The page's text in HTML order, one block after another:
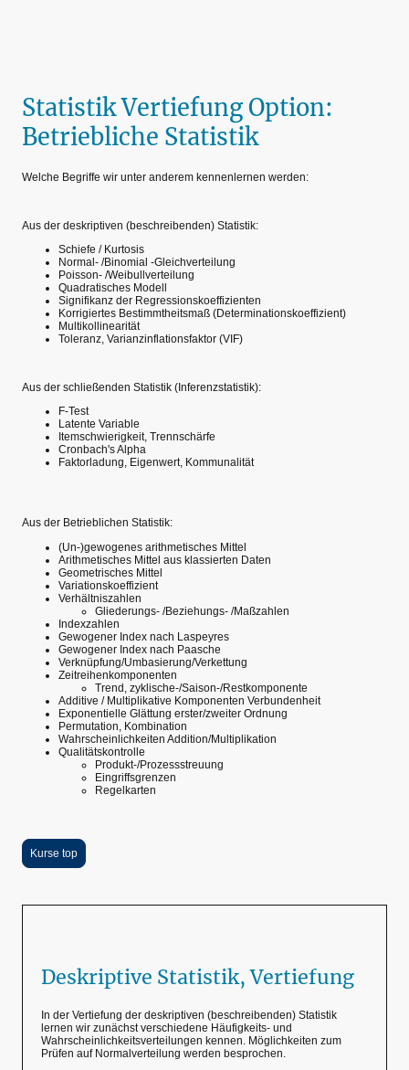
Statistik Vertiefung Option:
Betriebliche Statistik
Welche Begriffe wir unter anderem kennenlernen werden:
Aus der deskriptiven (beschreibenden) Statistik:
Schiefe / Kurtosis
Normal- /Binomial -Gleichverteilung
Poisson- /Weibullverteilung
Quadratisches Modell
Signifikanz der Regressionskoeffizienten
Korrigiertes Bestimmtheitsmaß (Determinationskoeffizient)
Multikollinearität
Toleranz, Varianzinflationsfaktor (VIF)
Aus der schließenden Statistik (Inferenzstatistik):
F-Test
Latente Variable
Itemschwierigkeit, Trennschärfe
Cronbach's Alpha
Faktorladung, Eigenwert, Kommunalität
Aus der Betrieblichen Statistik:
(Un-)gewogenes arithmetisches Mittel
Arithmetisches Mittel aus klassierten Daten
Geometrisches Mittel
Variationskoeffizient
Verhältniszahlen
Gliederungs- /Beziehungs- /Maßzahlen
Indexzahlen
Gewogener Index nach Laspeyres
Gewogener Index nach Paasche
Verknüpfung/Umbasierung/Verkettung
Zeitreihenkomponenten
Trend, zyklische-/Saison-/Restkomponente
Additive / Multiplikative Komponenten Verbundenheit
Exponentielle Glättung erster/zweiter Ordnung
Permutation, Kombination
Wahrscheinlichkeiten Addition/Multiplikation
Qualitätskontrolle
Produkt-/Prozessstreuung
Eingriffsgrenzen
Regelkarten
Kurse top
Deskriptive Statistik, Vertiefung
In der Vertiefung der deskriptiven (beschreibenden) Statistik
lernen wir zunächst verschiedene Häufigkeits- und
Wahrscheinlichkeitsverteilungen kennen. Möglichkeiten zum
Prüfen auf Normalverteilung werden besprochen.